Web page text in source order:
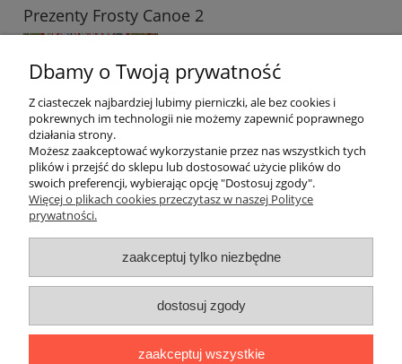
Prezenty Frosty Canoe 2
Warunki
O firmie
Polecamy
Dbamy o Twoją prywatność
Z ciasteczek najbardziej lubimy pierniczki, ale bez cookies i
pokrewnych im technologii nie możemy zapewnić poprawnego
działania strony.
Możesz zaakceptować wykorzystanie przez nas wszystkich tych
plików i przejść do sklepu lub dostosować użycie plików do
swoich preferencji, wybierając opcję "Dostosuj zgody".
Więcej o plikach cookies przeczytasz w naszej Polityce
prywatności.
zaakceptuj tylko niezbędne
dostosuj zgody
zaakceptuj wszystkie